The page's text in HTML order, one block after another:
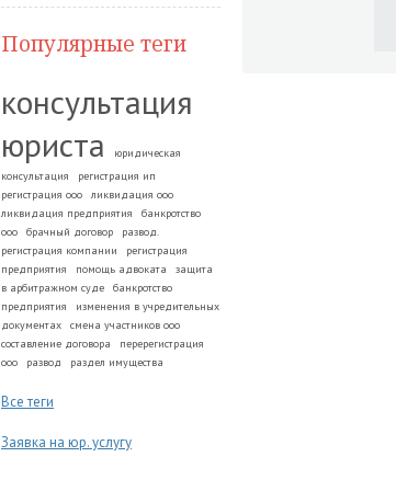
Популярные теги
консультация
юриста
юридическая
консультация
регистрация ип
регистрация ооо
ликвидация ооо
ликвидация предприятия
банкротство
ооо
брачный договор
развод.
регистрация компании
регистрация
предприятия
помощь адвоката
защита
в арбитражном суде
банкротство
предприятия
изменения в учредительных
документах
смена участников ооо
составление договора
перерегистрация
ооо
развод раздел имущества
Все теги
Заявка на юр. услугу